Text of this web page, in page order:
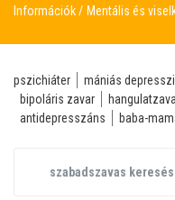
Információk Mentális és
pszichiáter mániás
bipoláris zavar
antidepresszáns
baba-